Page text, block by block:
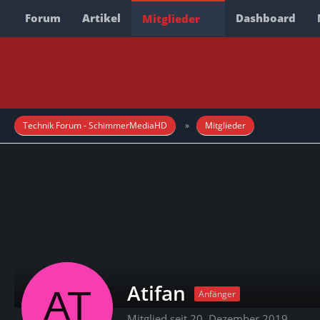
Forum Artikel Mitglieder Dashboard
Technik Forum - SchimmerMediaHD Mitglieder
Atifan Anfänger